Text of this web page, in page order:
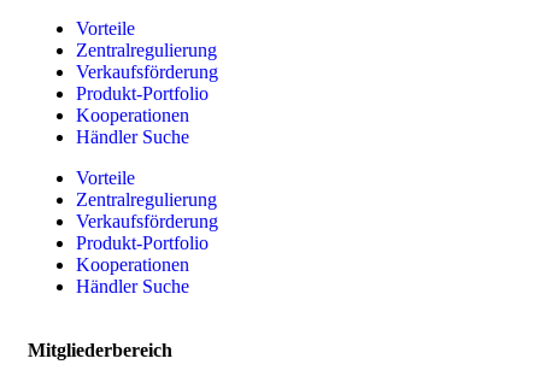
Vorteile
Zentralregulierung
Verkaufsförderung
Produkt-Portfolio
Kooperationen
Händler Suche
Vorteile
Zentralregulierung
Verkaufsförderung
Produkt-Portfolio
Kooperationen
Händler Suche
Mitgliederbereich